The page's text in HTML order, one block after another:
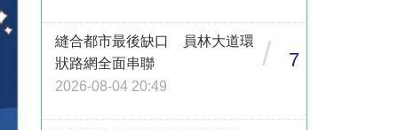
縫合都市最後缺口 員林大道環
狀路網全面串聯
2026-08-04 20:49
/ 7